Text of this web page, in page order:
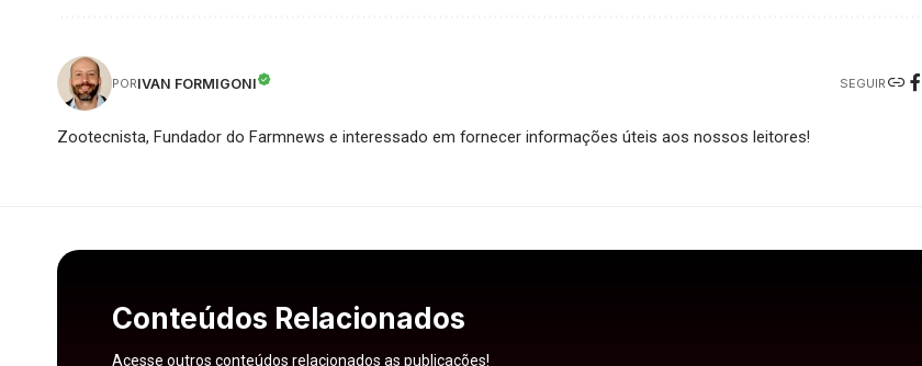
PORIVAN FORMIGONI SEGUIR
Zootecnista, Fundador do Farmnews e interessado em fornecer informações úteis aos nossos leitores!
Conteúdos Relacionados
Acesse outros conteúdos relacionados as publicações!